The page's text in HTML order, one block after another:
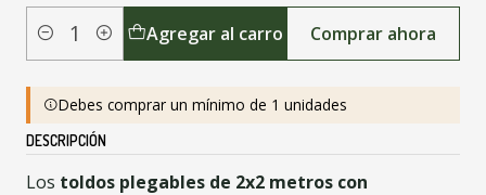
Cantidad Agregar al carro Comprar ahora
Debes comprar un mínimo de 1 unidades
DESCRIPCIÓN
Los toldos plegables de 2x2 metros con